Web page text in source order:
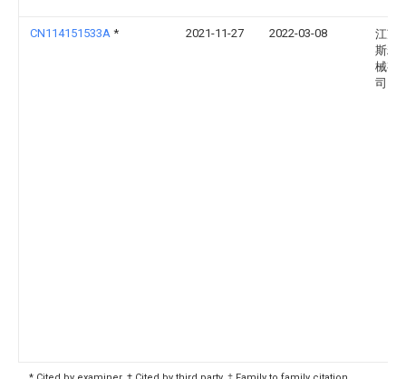
CN114151533A * 2021-11-27 2022-03-08
江苏
斯精
械有
司